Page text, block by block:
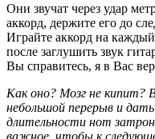
Они звучат через удар
аккорд, держите его до
Играйте аккорд на каждый
после заглушить звук
Вы справитесь, я в Вас
Как оно? Мозг не кипит?
небольшой перерыв и дать
длительности нот
важное, чтобы к